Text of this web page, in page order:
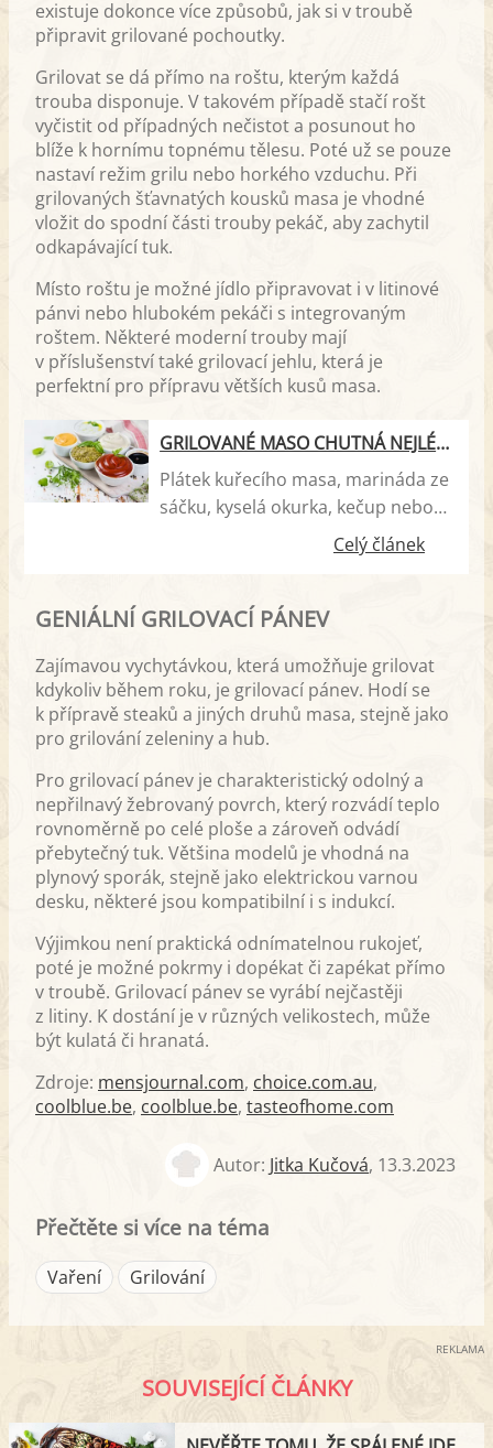
existuje dokonce více způsobů, jak si v troubě
připravit grilované pochoutky.
Grilovat se dá přímo na roštu, kterým každá
trouba disponuje. V takovém případě stačí rošt
vyčistit od případných nečistot a posunout ho
blíže k hornímu topnému tělesu. Poté už se pouze
nastaví režim grilu nebo horkého vzduchu. Při
grilovaných šťavnatých kousků masa je vhodné
vložit do spodní části trouby pekáč, aby zachytil
odkapávající tuk.
Místo roštu je možné jídlo připravovat i v litinové
pánvi nebo hlubokém pekáči s integrovaným
roštem. Některé moderní trouby mají
v příslušenství také grilovací jehlu, která je
perfektní pro přípravu větších kusů masa.
GRILOVANÉ MASO CHUTNÁ NEJLÉPE S DOMÁCÍ OMÁČKOU ČI DIPEM. ZAPOMEŇTE NA KEČUP
Plátek kuřecího masa, marináda ze
sáčku, kyselá okurka, kečup nebo
hořčice. Ano, tak opravdu vypadaly
počátky grilování v Česku. Dnes už
zeleninové saláty jako přílohu jsme
výtečná domácí omáčka. Přinášíme
tipy na oblíbené, doma připravené
omáčky a dipy ke grilování.
Celý článek
GENIÁLNÍ GRILOVACÍ PÁNEV
Zajímavou vychytávkou, která umožňuje grilovat
kdykoliv během roku, je grilovací pánev. Hodí se
k přípravě steaků a jiných druhů masa, stejně jako
pro grilování zeleniny a hub.
Pro grilovací pánev je charakteristický odolný a
nepřilnavý žebrovaný povrch, který rozvádí teplo
rovnoměrně po celé ploše a zároveň odvádí
přebytečný tuk. Většina modelů je vhodná na
plynový sporák, stejně jako elektrickou varnou
desku, některé jsou kompatibilní i s indukcí.
Výjimkou není praktická odnímatelnou rukojeť,
poté je možné pokrmy i dopékat či zapékat přímo
v troubě. Grilovací pánev se vyrábí nejčastěji
z litiny. K dostání je v různých velikostech, může
být kulatá či hranatá.
Zdroje: mensjournal.com, choice.com.au,
coolblue.be, coolblue.be, tasteofhome.com
Autor: Jitka Kučová, 13.3.2023
Přečtěte si více na téma
Vaření Grilování
REKLAMA
SOUVISEJÍCÍ ČLÁNKY